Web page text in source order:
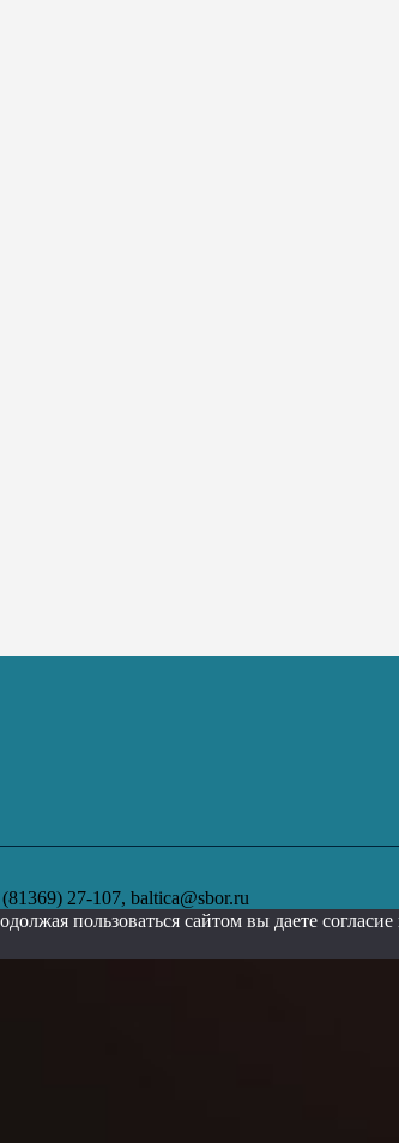
27-107, baltica@sbor.ru
пользоваться сайтом вы даете